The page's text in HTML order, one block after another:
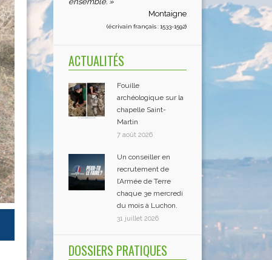
Montaigne
(écrivain français : 1533-1592)
ACTUALITÉS
Fouille
archéologique sur la
chapelle Saint-
Martin
7 août 2026
Un conseiller en
recrutement de
l’Armée de Terre
chaque 3e mercredi
du mois à Luchon.
31 juillet 2026
DOSSIERS PRATIQUES